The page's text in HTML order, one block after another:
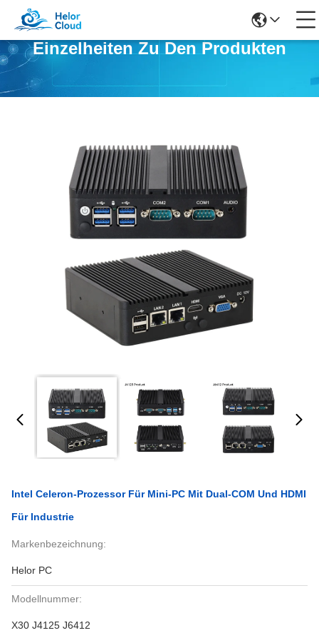
Einzelheiten Zu Den Produkten
Intel Celeron-Prozessor Für Mini-PC Mit Dual-COM Und HDMI
Für Industrie
Markenbezeichnung:
Helor PC
Modellnummer:
X30 J4125 J6412